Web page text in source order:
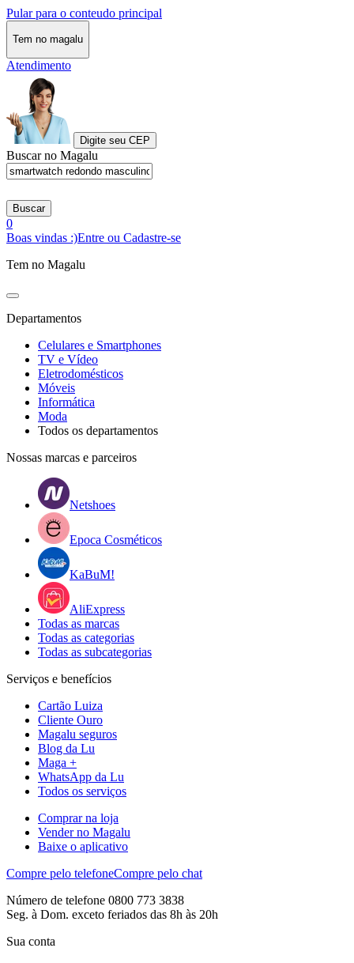
Pular para o conteudo principal
Tem no magalu
Atendimento
Digite seu CEP
Buscar no Magalu
Buscar
0
Boas vindas :)Entre ou Cadastre-se
Tem no Magalu
Departamentos
Celulares e Smartphones
TV e Vídeo
Eletrodomésticos
Móveis
Informática
Moda
Todos os departamentos
Nossas marcas e parceiros
Netshoes
Epoca Cosméticos
KaBuM!
AliExpress
Todas as marcas
Todas as categorias
Todas as subcategorias
Serviços e benefícios
Cartão Luiza
Cliente Ouro
Magalu seguros
Blog da Lu
Maga +
WhatsApp da Lu
Todos os serviços
Comprar na loja
Vender no Magalu
Baixe o aplicativo
Compre pelo telefoneCompre pelo chat
Número de telefone 0800 773 3838
Seg. à Dom. exceto feriados das 8h às 20h
Sua conta